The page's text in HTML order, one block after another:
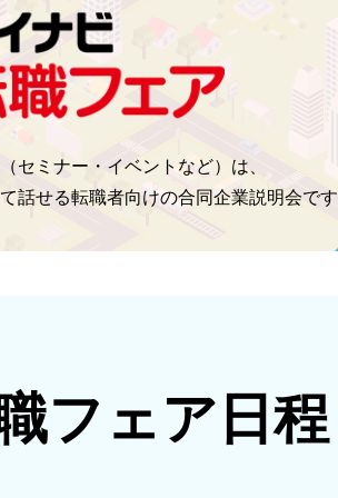
セミナー・イベントなど）は、
話せる転職者向けの合同企業説明会で
フェア日程